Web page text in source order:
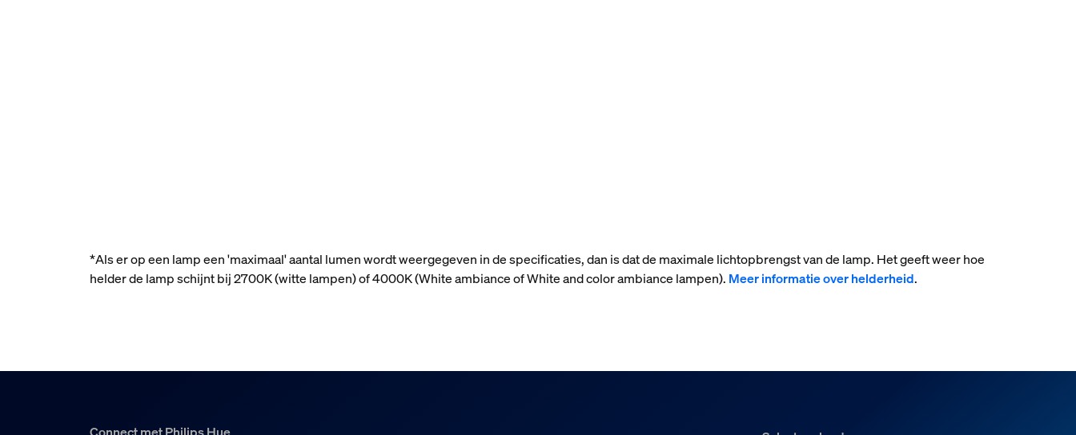
*Als er op een lamp een 'maximaal' aantal lumen wordt weergegeven in de specificaties, dan is dat de maximale lichtopbrengst van de lamp. Het geeft weer hoe
helder de lamp schijnt bij 2700K (witte lampen) of 4000K (White ambiance of White and color ambiance lampen). Meer informatie over helderheid.